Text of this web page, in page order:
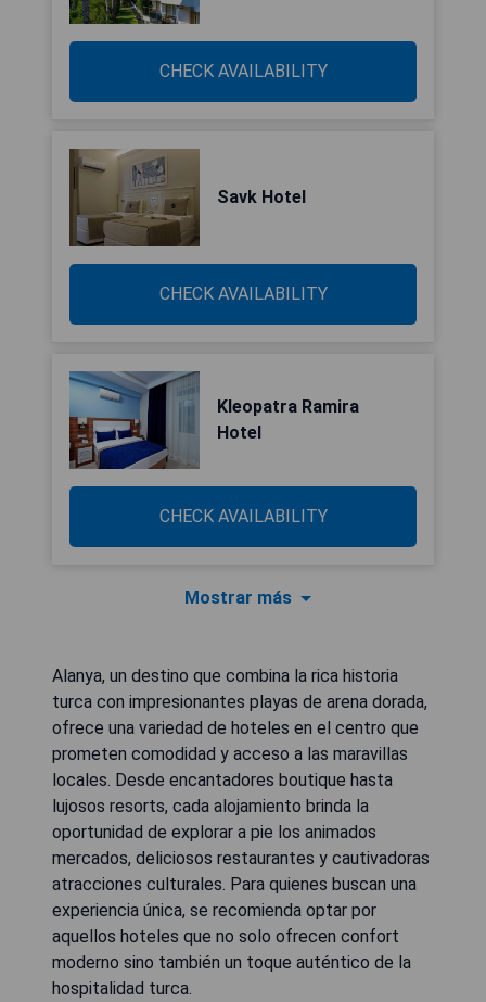
CHECK AVAILABILITY
Savk Hotel
CHECK AVAILABILITY
Kleopatra Ramira
Hotel
CHECK AVAILABILITY
Mostrar más
Alanya, un destino que combina la rica historia
turca con impresionantes playas de arena dorada,
ofrece una variedad de hoteles en el centro que
prometen comodidad y acceso a las maravillas
locales. Desde encantadores boutique hasta
lujosos resorts, cada alojamiento brinda la
oportunidad de explorar a pie los animados
mercados, deliciosos restaurantes y cautivadoras
atracciones culturales. Para quienes buscan una
experiencia única, se recomienda optar por
aquellos hoteles que no solo ofrecen confort
moderno sino también un toque auténtico de la
hospitalidad turca.